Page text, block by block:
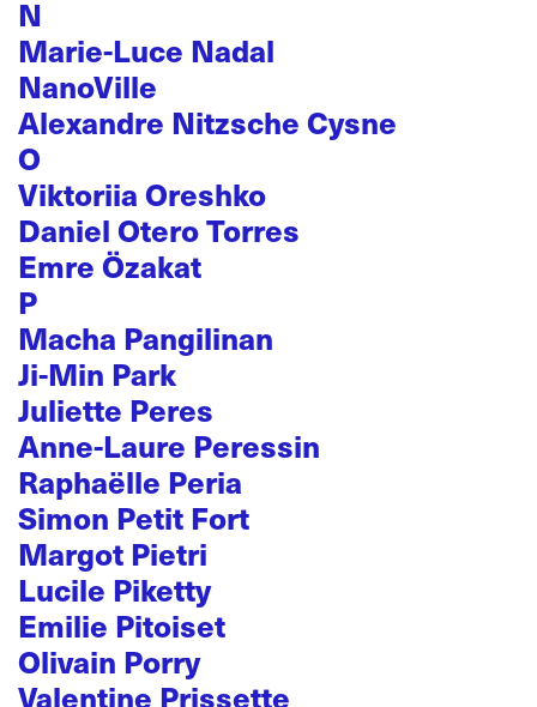
N
Marie-Luce Nadal
NanoVille
Alexandre Nitzsche Cysne
O
Viktoriia Oreshko
Daniel Otero Torres
Emre Özakat
P
Macha Pangilinan
Ji-Min Park
Juliette Peres
Anne-Laure Peressin
Raphaëlle Peria
Simon Petit Fort
Margot Pietri
Lucile Piketty
Emilie Pitoiset
Olivain Porry
Valentine Prissette